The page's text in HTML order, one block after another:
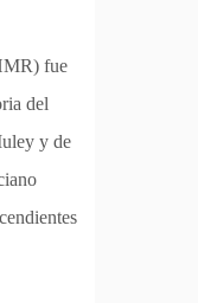
fue
del
y de